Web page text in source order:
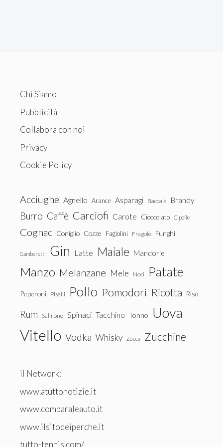
Chi Siamo
Pubblicità
Collabora con noi
Privacy
Cookie Policy
Acciughe Agnello Arance Asparagi Baccalà Brandy
Burro Caffè Carciofi Carote Cioccolato Cipolle
Cognac Coniglio Cozze Fagiolini Fragole Funghi
Gamberetti Gin Latte Maiale Mandorle
Manzo Melanzane Mele Noci Patate
Peperoni Piselli Pollo Pomodori Ricotta Riso
Rum Salmone Spinaci Tacchino Tonno Uova
Vitello Vodka Whisky Zucca Zucchine
il Network:
www.atuttonotizie.it
www.comparaleauto.it
www.ilsitodeiperche.it
tutto-tennis.com/